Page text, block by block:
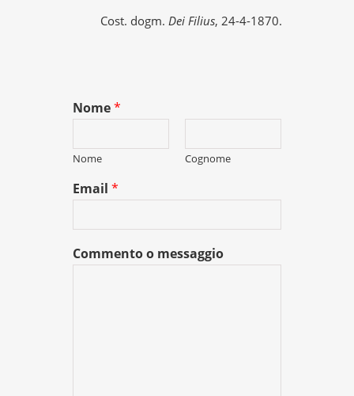
Cost. dogm. Dei Filius, 24-4-1870.
Nome*
Nome Cognome
Email*
Commento o messaggio